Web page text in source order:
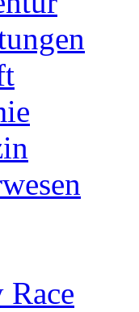
Race